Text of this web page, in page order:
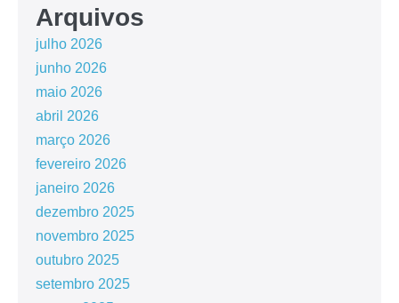
Arquivos
julho 2026
junho 2026
maio 2026
abril 2026
março 2026
fevereiro 2026
janeiro 2026
dezembro 2025
novembro 2025
outubro 2025
setembro 2025